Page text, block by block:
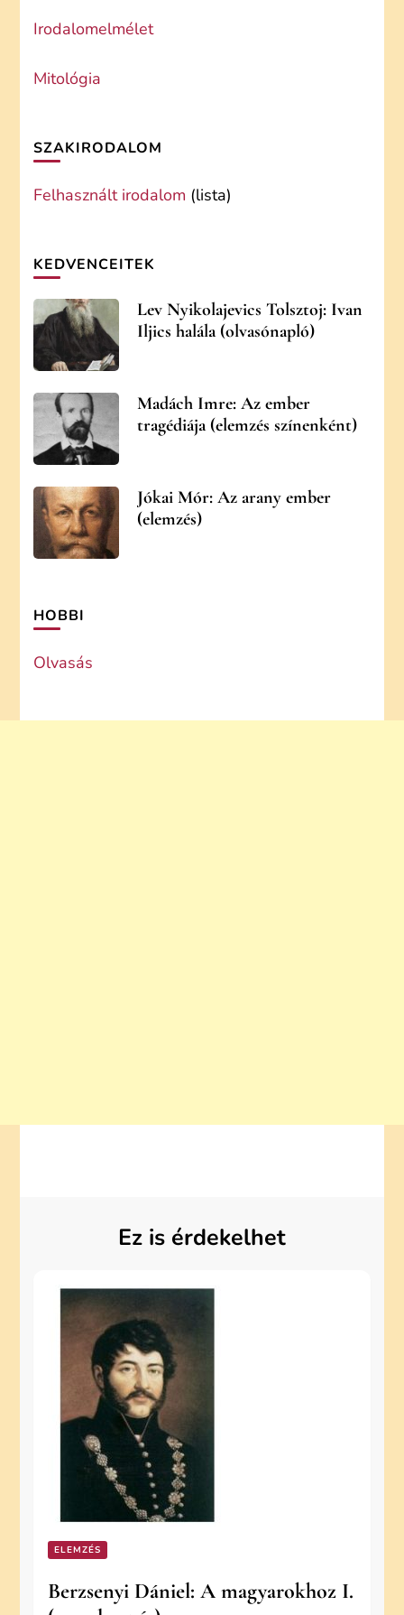
Irodalomelmélet
Mitológia
SZAKIRODALOM
Felhasznált irodalom (lista)
KEDVENCEITEK
Lev Nyikolajevics Tolsztoj: Ivan
Iljics halála (olvasónapló)
Madách Imre: Az ember
tragédiája (elemzés színenként)
Jókai Mór: Az arany ember
(elemzés)
HOBBI
Olvasás
Ez is érdekelhet
ELEMZÉS
Berzsenyi Dániel: A magyarokhoz I.